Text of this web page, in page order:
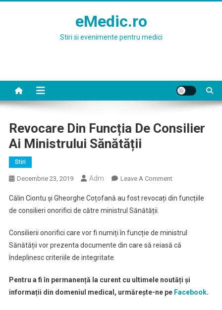
eMedic.ro
Stiri si evenimente pentru medici
Revocare Din Funcția De Consilier
Ai Ministrului Sănătății
Stiri
Decembrie 23, 2019 Adm Leave A CommentOn
Din
Consilier
Ai
Călin Ciontu și Gheorghe Coțofană au fost revocați din funcțiile
de consilieri onorifici de către ministrul Sănătății.
Consilierii onorifici care vor fi numiți în funcție de ministrul
Sănătății vor prezenta documente din care să reiasă că
îndeplinesc criteriile de integritate.
Pentru a fi în permanență la curent cu ultimele noutăți și
informații din domeniul medical, urmărește-ne pe Facebook.